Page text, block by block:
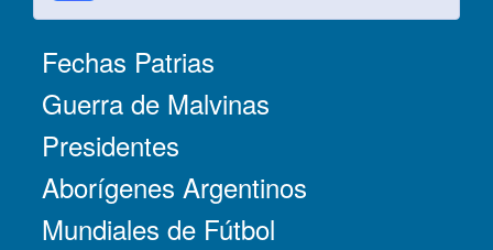
Fechas Patrias
Guerra de Malvinas
Presidentes
Aborígenes Argentinos
Mundiales de Fútbol